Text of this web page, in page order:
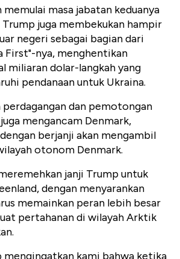
memulai masa jabatan keduanya
Trump juga membekukan hampir
negeri sebagai bagian dari
First"-nya, menghentikan
miliaran dolar-langkah yang
pendanaan untuk Ukraina.
perdagangan dan pemotongan
mengancam Denmark,
berjanji akan mengambil
otonom Denmark.
janji Trump untuk
dengan menyarankan
memainkan peran lebih besar
pertahanan di wilayah Arktik
mengingatkan kami bahwa ketika